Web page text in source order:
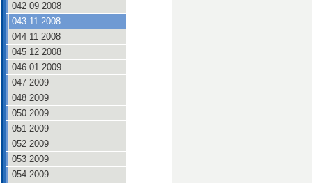
042 09 2008
043 11 2008
044 11 2008
045 12 2008
046 01 2009
047 2009
048 2009
050 2009
051 2009
052 2009
053 2009
054 2009